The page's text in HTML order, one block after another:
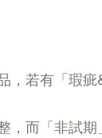
若有「瑕
而「非試期